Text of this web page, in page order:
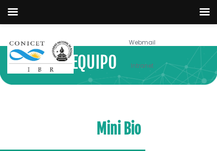
Webmail
Intranet
NUESTRO EQUIPO
Mini Bio